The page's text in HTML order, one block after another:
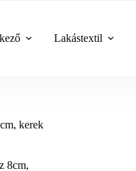
Lakástextil
kerek
8cm,